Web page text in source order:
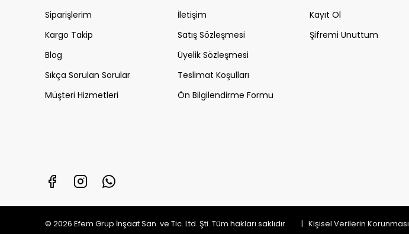
Siparişlerim
Kargo Takip
Blog
Sıkça Sorulan Sorular
Müşteri Hizmetleri
İletişim
Satış Sözleşmesi
Üyelik Sözleşmesi
Teslimat Koşulları
Ön Bilgilendirme Formu
Kayıt Ol
Şifremi Unuttum
© 2026 Efem Grup İnşaat San. ve Tic. Ltd. Şti. Tüm hakları saklıdır. | Kişisel Verilerin Korunması